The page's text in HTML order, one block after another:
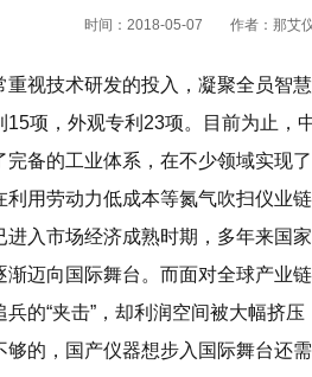
时间：2018-05-07 作者：那艾
视技术研发的投入，凝聚全员智
项，外观专利23项。目前为止，
备的工业体系，在不少领域实现
利用劳动力低成本等氮气吹扫仪业
进入市场经济成熟时期，多年来国
迈向国际舞台。而面对全球产业
的“夹击”，却利润空间被大幅挤
够的，国产仪器想步入国际舞台还